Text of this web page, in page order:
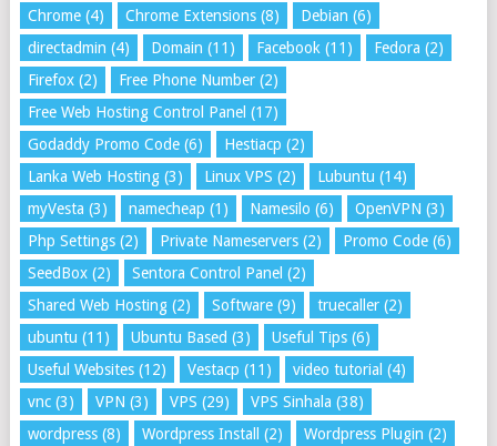
Chrome(4) Chrome Extensions(8) Debian (6)
directadmin (4) Domain (11) Facebook (11) Fedora (2)
Firefox(2) Free Phone Number(2)
Free Web Hosting Control Panel (17)
Godaddy Promo Code(6) Hestiacp (2)
Lanka Web Hosting(3) Linux VPS (2) Lubuntu (14)
myVesta (3) namecheap (1) Namesilo (6) OpenVPN (3)
Php Settings(2) Private Nameservers(2) Promo Code(6)
SeedBox(2) Sentora Control Panel (2)
Shared Web Hosting(2) Software(9) truecaller(2)
ubuntu (11) Ubuntu Based (3) Useful Tips(6)
Useful Websites(12) Vestacp (11) video tutorial (4)
vnc(3) VPN (3) VPS (29) VPS Sinhala (38)
wordpress(8) Wordpress Install (2) Wordpress Plugin (2)